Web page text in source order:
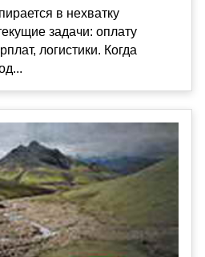
в нехватку
задачи: оплату
логистики. Когда